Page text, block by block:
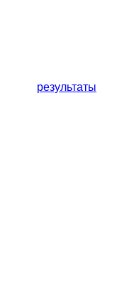
результаты